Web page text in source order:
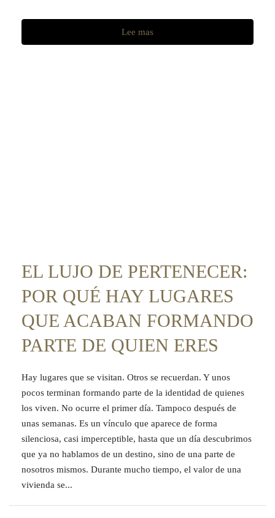
Lee mas
EL LUJO DE PERTENECER:
POR QUÉ HAY LUGARES
QUE ACABAN FORMANDO
PARTE DE QUIEN ERES
Hay lugares que se visitan. Otros se recuerdan. Y unos
pocos terminan formando parte de la identidad de quienes
los viven. No ocurre el primer día. Tampoco después de
unas semanas. Es un vínculo que aparece de forma
silenciosa, casi imperceptible, hasta que un día descubrimos
que ya no hablamos de un destino, sino de una parte de
nosotros mismos. Durante mucho tiempo, el valor de una
vivienda se...